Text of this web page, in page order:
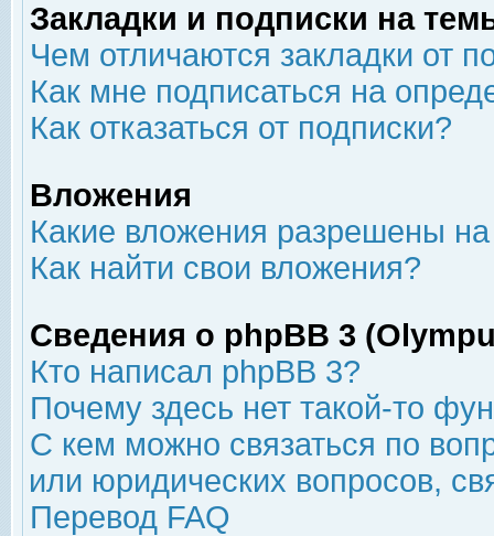
Закладки и подписки на
Чем отличаются закладки от
Как мне подписаться на
Как отказаться от подписки?
Вложения
Какие вложения разрешены
Как найти свои вложения?
Сведения о phpBB 3
Кто написал phpBB 3?
Почему здесь нет такой-то
С кем можно связаться по
или юридических вопросов,
Перевод FAQ